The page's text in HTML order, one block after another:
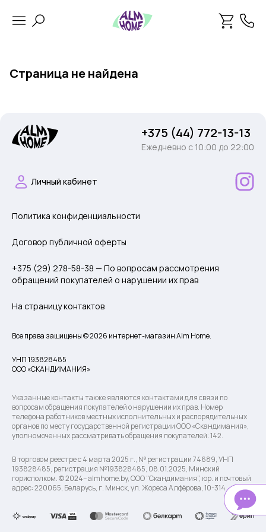
Страница не найдена
+375 (44) 772-13-13
Ежедневно c 10:00 до 22:00
Личный кабинет
Политика конфиденциальности
Договор публичной оферты
+375 (29) 278-58-38 — По вопросам рассмотрения
обращений покупателей о нарушении их прав
На страницу контактов
Все права защищены © 2026 интернет-магазин Alm Home.
УНП 193828485
ООО «СКАНДИМАНИЯ»
Указанные контакты также являются контактами для связи по
вопросам обращения покупателей о нарушении их прав. Номер
телефона работников местных исполнительных и распорядительных
органов по месту государственной регистрации ООО «Скандимания»,
уполномоченных рассматривать обращения покупателей: 142.
В торговом реестре с 4 марта 2025 г., № регистрации 74689, УНП
193828485, регистрация №193828485, 08.01.2025, Минский
горисполком. © 2024– almhome.by, ООО “Скандимания”, юр. и почтовый
адрес: 220065, Беларусь, г. Минск, ул. Жореса Алфёрова, 10-314